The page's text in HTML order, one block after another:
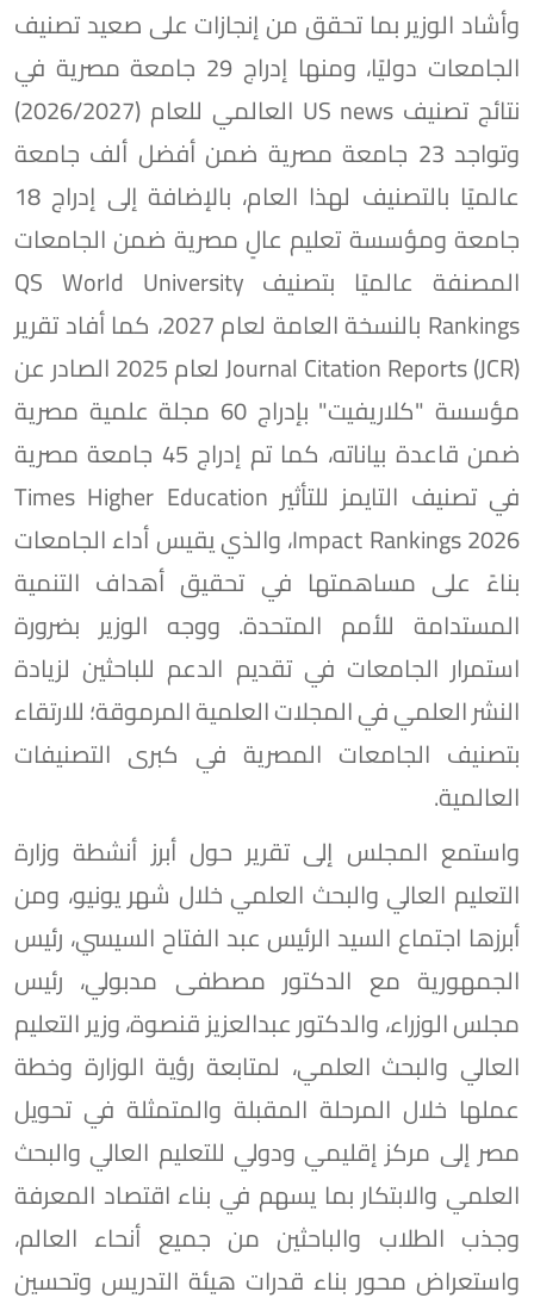
وأشاد الوزير بما تحقق من إنجازات على صعيد تصنيف
الجامعات دوليًا، ومنها إدراج 29 جامعة مصرية في
نتائج تصنيف US news العالمي للعام (2026/2027)
وتواجد 23 جامعة مصرية ضمن أفضل ألف جامعة
عالميًا بالتصنيف لهذا العام، بالإضافة إلى إدراج 18
جامعة ومؤسسة تعليم عالٍ مصرية ضمن الجامعات
المصنفة عالميًا بتصنيف QS World University
Rankings بالنسخة العامة لعام 2027، كما أفاد تقرير
Journal Citation Reports (JCR) لعام 2025 الصادر عن
مؤسسة "كلاريفيت" بإدراج 60 مجلة علمية مصرية
ضمن قاعدة بياناته، كما تم إدراج 45 جامعة مصرية
في تصنيف التايمز للتأثير Times Higher Education
Impact Rankings 2026، والذي يقيس أداء الجامعات
بناءً على مساهمتها في تحقيق أهداف التنمية
المستدامة للأمم المتحدة. ووجه الوزير بضرورة
استمرار الجامعات في تقديم الدعم للباحثين لزيادة
النشر العلمي في المجلات العلمية المرموقة؛ للارتقاء
بتصنيف الجامعات المصرية في كبرى التصنيفات
العالمية.
واستمع المجلس إلى تقرير حول أبرز أنشطة وزارة
التعليم العالي والبحث العلمي خلال شهر يونيو، ومن
أبرزها اجتماع السيد الرئيس عبد الفتاح السيسي، رئيس
الجمهورية مع الدكتور مصطفى مدبولي، رئيس
مجلس الوزراء، والدكتور عبدالعزيز قنصوة، وزير التعليم
العالي والبحث العلمي، لمتابعة رؤية الوزارة وخطة
عملها خلال المرحلة المقبلة والمتمثلة في تحويل
مصر إلى مركز إقليمي ودولي للتعليم العالي والبحث
العلمي والابتكار بما يسهم في بناء اقتصاد المعرفة
وجذب الطلاب والباحثين من جميع أنحاء العالم،
واستعراض محور بناء قدرات هيئة التدريس وتحسين